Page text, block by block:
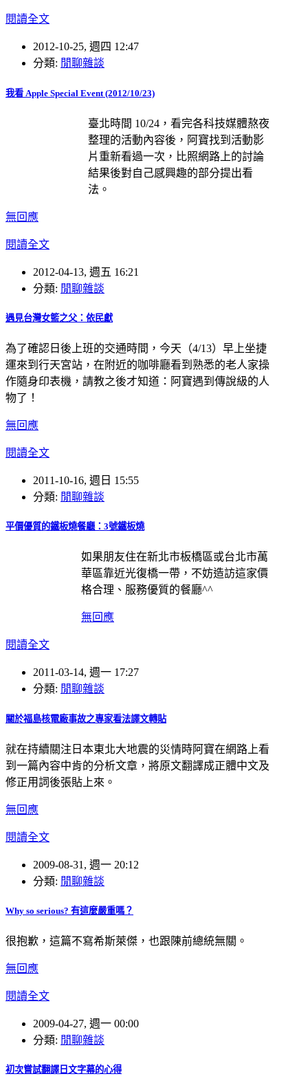
閱讀全文
2012-10-25, 週四 12:47
分類: 閒聊雜談
我看 Apple Special Event (2012/10/23)
臺北時間 10/24，看完各科技媒體熬夜
整理的活動內容後，阿寶找到活動影
片重新看過一次，比照網路上的討論
結果後對自己感興趣的部分提出看
法。
無回應
閱讀全文
2012-04-13, 週五 16:21
分類: 閒聊雜談
遇見台灣女籃之父：依民獻
為了確認日後上班的交通時間，今天（4/13）早上坐捷
運來到行天宮站，在附近的咖啡廳看到熟悉的老人家操
作隨身印表機，請教之後才知道：阿寶遇到傳說級的人
物了！
無回應
閱讀全文
2011-10-16, 週日 15:55
分類: 閒聊雜談
平價優質的鐵板燒餐廳：3號鐵板燒
如果朋友住在新北市板橋區或台北市萬
華區靠近光復橋一帶，不妨造訪這家價
格合理、服務優質的餐廳^^
無回應
閱讀全文
2011-03-14, 週一 17:27
分類: 閒聊雜談
關於福島核電廠事故之專家看法譯文轉貼
就在持續關注日本東北大地震的災情時阿寶在網路上看
到一篇內容中肯的分析文章，將原文翻譯成正體中文及
修正用詞後張貼上來。
無回應
閱讀全文
2009-08-31, 週一 20:12
分類: 閒聊雜談
Why so serious? 有這麼嚴重嗎？
很抱歉，這篇不寫希斯萊傑，也跟陳前總統無關。
無回應
閱讀全文
2009-04-27, 週一 00:00
分類: 閒聊雜談
初次嘗試翻譯日文字幕的心得